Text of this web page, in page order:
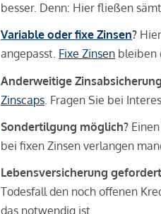
besser. Denn: Hier fließen
Variable oder fixe Zinsen?
angepasst. Fixe Zinsen bleiben
Anderweitige
Zinscaps . Fragen Sie bei
Sondertilgung möglich?
bei fixen Zinsen verlangen
Lebensversicherung
Todesfall den noch offenen
das notwendig ist.